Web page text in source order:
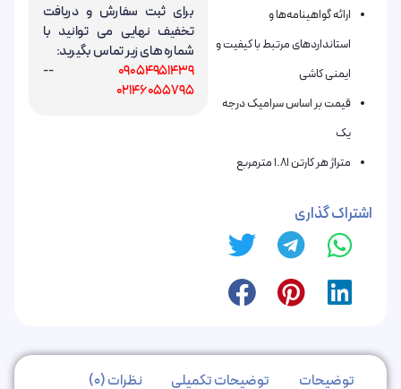
ارائه گواهینامه‌ها و
استانداردهای مرتبط با کیفیت و
ایمنی کاشی
قیمت بر اساس سرامیک درجه
یک
متراژ هر کارتن 1.81 مترمربع
اشتراک گذاری
برای ثبت سفارش و دریافت
تخفیف نهایی می توانید با
شماره های زیر تماس بگیرید:
09054951439
--
02146055795
توضیحات توضیحات تکمیلی نظرات (0)